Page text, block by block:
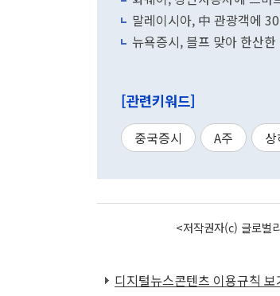
말레이시아, 中 관광객에
뉴욕증시, 블프 맞아 한산
[관련키워드]
중국증시 A주
<저작권자(c) 글로벌
디지털뉴스콘텐츠 이용규칙 보